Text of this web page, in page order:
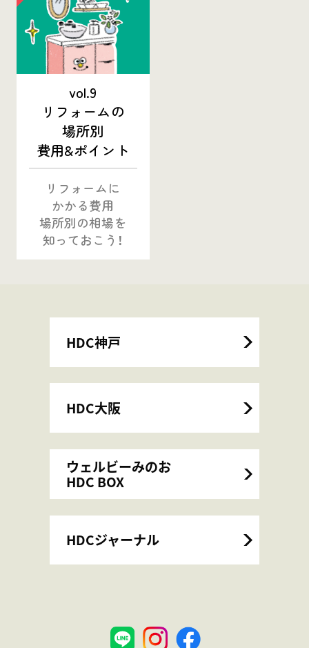
vol.9
リフォームの
場所別
費用&ポイント
リフォームに
かかる費用
場所別の相場を
知っておこう！
HDC神戸
HDC大阪
ウェルビーみのお
HDC BOX
HDCジャーナル